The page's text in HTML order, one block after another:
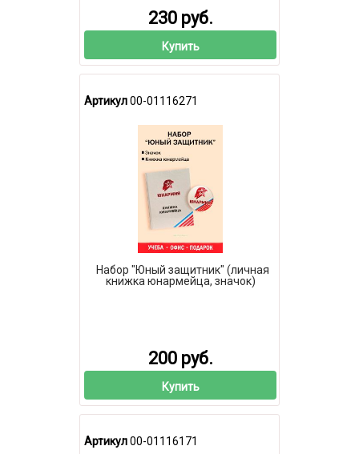
230 руб.
Купить
Артикул00-01116271
Набор "Юный защитник" (личная
книжка юнармейца, значок)
200 руб.
Купить
Артикул00-01116171